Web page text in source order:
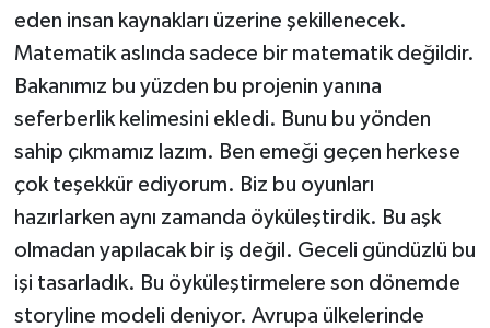
eden insan kaynakları üzerine şekillenecek.
Matematik aslında sadece bir matematik değildir.
Bakanımız bu yüzden bu projenin yanına
seferberlik kelimesini ekledi. Bunu bu yönden
sahip çıkmamız lazım. Ben emeği geçen herkese
çok teşekkür ediyorum. Biz bu oyunları
hazırlarken aynı zamanda öyküleştirdik. Bu aşk
olmadan yapılacak bir iş değil. Geceli gündüzlü bu
işi tasarladık. Bu öyküleştirmelere son dönemde
storyline modeli deniyor. Avrupa ülkelerinde